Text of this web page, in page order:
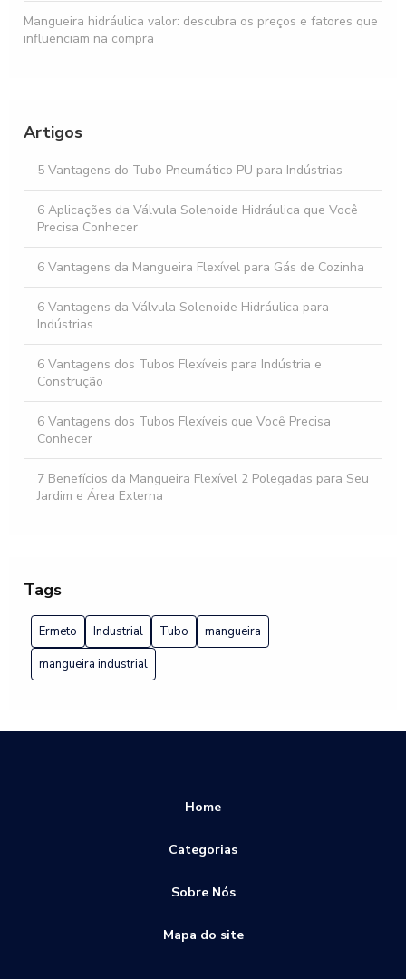
Mangueira hidráulica valor: descubra os preços e fatores que
influenciam na compra
Mangueiras industriais essenciais para otimizar sua operação
Mangueira flexível para gás: escolha a melhor para
segurança e eficiência
Artigos
5 Vantagens do Tubo Pneumático PU para Indústrias
6 Aplicações da Válvula Solenoide Hidráulica que Você
Precisa Conhecer
6 Vantagens da Mangueira Flexível para Gás de Cozinha
6 Vantagens da Válvula Solenoide Hidráulica para
Indústrias
6 Vantagens dos Tubos Flexíveis para Indústria e
Construção
6 Vantagens dos Tubos Flexíveis que Você Precisa
Conhecer
7 Benefícios da Mangueira Flexível 2 Polegadas para Seu
Jardim e Área Externa
A importância do tubo ermeto
Adaptadores hidráulicos: como escolher o modelo ideal
para suas necessidades
Benefícios dos Tubos Plásticos Flexíveis
Como Escolher a Melhor Fábrica de Tubos de Aço para
Tags
Ermeto Industrial Tubo
mangueira
mangueira industrial
Home
Categorias
Sobre Nós
Mapa do site